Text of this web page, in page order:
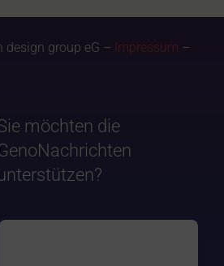
group eG – Impressum –
möchten die